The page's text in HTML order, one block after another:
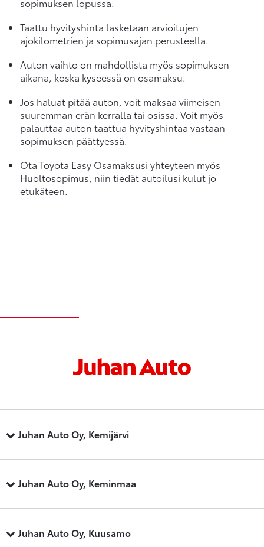
Taattu hyvityshinta lasketaan arvioitujen
ajokilometrien ja sopimusajan perusteella.
Auton vaihto on mahdollista myös sopimuksen
aikana, koska kyseessä on osamaksu.
Jos haluat pitää auton, voit maksaa viimeisen
suuremman erän kerralla tai osissa. Voit myös
palauttaa auton taattua hyvityshintaa vastaan
sopimuksen päättyessä.
Ota Toyota Easy Osamaksusi yhteyteen myös
Huoltosopimus, niin tiedät autoilusi kulut jo
etukäteen.
Juhan Auto Oy, Kemijärvi
Juhan Auto Oy, Keminmaa
Juhan Auto Oy, Kuusamo